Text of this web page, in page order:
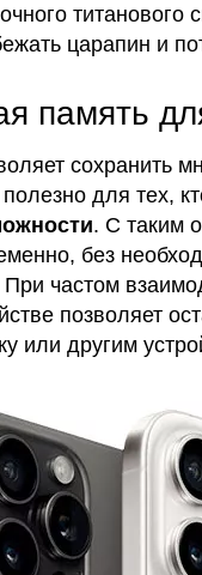
царапин и
память
сохранить
для тех,
. С таким
без
При частом
позволяет
или другим